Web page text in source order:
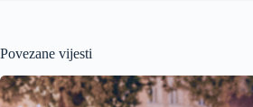
Povezane vijesti